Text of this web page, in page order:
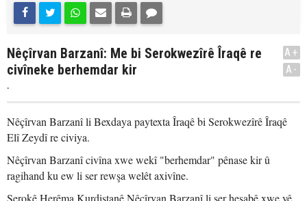
Nêçîrvan Barzanî: Me bi Serokwezîrê Îraqê re
civîneke berhemdar kir
.
A+
A-
Nêçîrvan Barzanî li Bexdaya paytexta Îraqê bi Serokwezîrê Îraqê
Elî Zeydî re civiya.
Nêçîrvan Barzanî civîna xwe wekî "berhemdar" pênase kir û
ragihand ku ew li ser rewşa welêt axivîne.
Serokê Herêma Kurdistanê Nêçîrvan Barzanî li ser hesabê xwe yê